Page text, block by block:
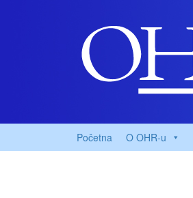
Početna O OHR-u